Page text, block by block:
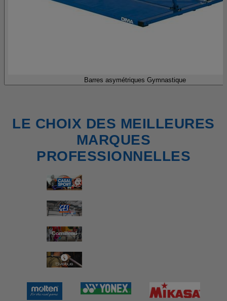
Barres asymétriques Gymnastique
LE CHOIX DES MEILLEURES
MARQUES
PROFESSIONNELLES